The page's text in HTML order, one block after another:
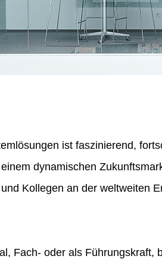
ist faszinierend,
dynamischen
Kollegen an der weltweiten
Fach- oder als Führungskraft,